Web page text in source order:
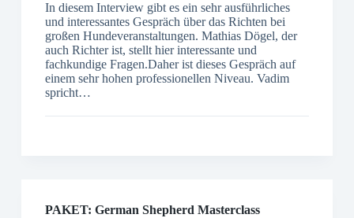
In diesem Interview gibt es ein sehr ausführliches
und interessantes Gespräch über das Richten bei
großen Hundeveranstaltungen. Mathias Dögel, der
auch Richter ist, stellt hier interessante und
fachkundige Fragen.Daher ist dieses Gespräch auf
einem sehr hohen professionellen Niveau. Vadim
spricht…
PAKET: German Shepherd Masterclass